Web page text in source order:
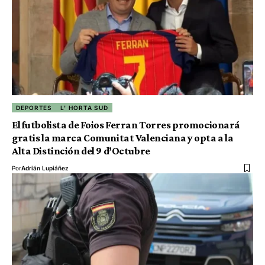
DEPORTES L' HORTA SUD
El futbolista de Foios Ferran Torres promocionará
gratis la marca Comunitat Valenciana y opta a la
Alta Distinción del 9 d’Octubre
PorAdrián Lupiáñez